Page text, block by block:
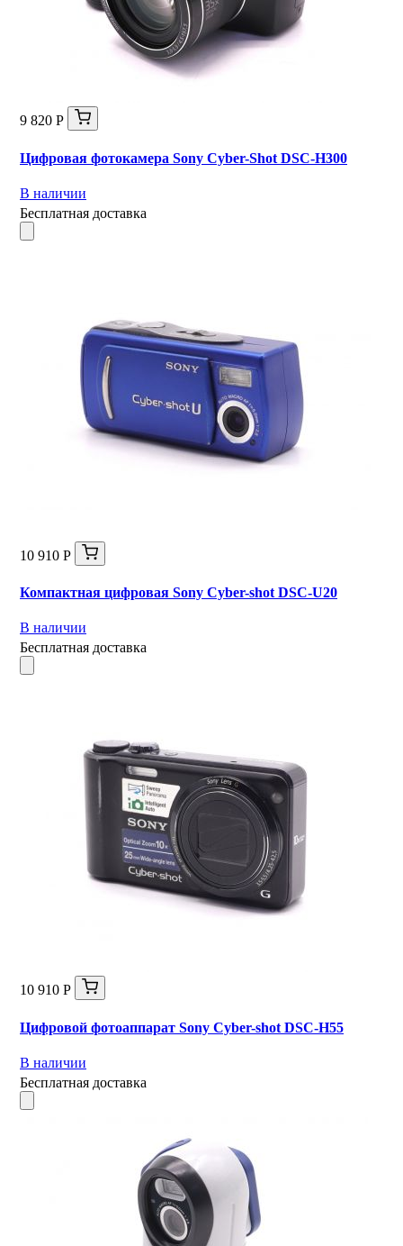
9 820 Р
Цифровая фотокамера Sony Cyber-Shot DSC-H300
В наличии
Бесплатная доставка
10 910 Р
Компактная цифровая Sony Cyber-shot DSC-U20
В наличии
Бесплатная доставка
10 910 Р
Цифровой фотоаппарат Sony Cyber-shot DSC-H55
В наличии
Бесплатная доставка